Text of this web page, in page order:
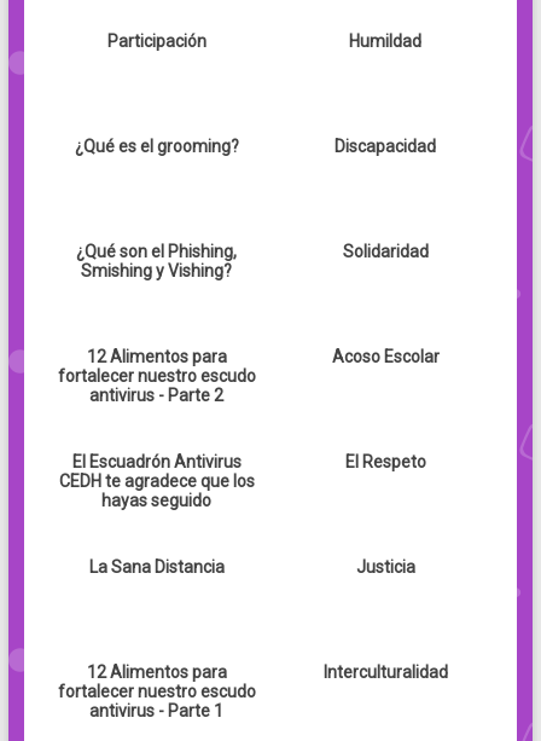
Participación Humildad
¿Qué es el grooming? Discapacidad
¿Qué son el Phishing,
Smishing y Vishing?
Solidaridad
12 Alimentos para
fortalecer nuestro escudo
antivirus - Parte 2
Acoso Escolar
El Escuadrón Antivirus
CEDH te agradece que los
hayas seguido
El Respeto
La Sana Distancia Justicia
12 Alimentos para
fortalecer nuestro escudo
antivirus - Parte 1
Interculturalidad